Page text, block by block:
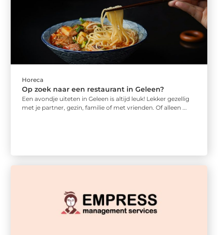
Horeca
Op zoek naar een restaurant in Geleen?
Een avondje uiteten in Geleen is altijd leuk! Lekker gezellig
met je partner, gezin, familie of met vrienden. Of alleen ...